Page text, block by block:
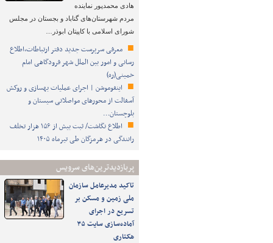
هادی محمدپور نماینده
مردم شهرستان‌های گناباد و بجستان در مجلس
شورای اسلامی با کاپیتان ابوذر…
معرفی سرپرست جدید دفتر ارتباطات،اطلاع
رسانی و امور بین الملل شهر فرودگاهی امام
خمینی(ره)
اینفوموشن | اجرای عملیات بهسازی و روکش
آسفالت از محورهای مواصلاتی سیستان و
بلوچستان…
اطلاع نگاشت/ ثبت بیش از ۱۵۶ هزار تخلف
رانندگی در هرمزگان طی تیرماه ۱۴۰۵
پربازدیدترین‌های سرویس
تاکید مدیرعامل سازمان
ملی زمین و مسکن بر
تسریع در اجرای
آماده‌سازی سایت ۳۵
هکتاری